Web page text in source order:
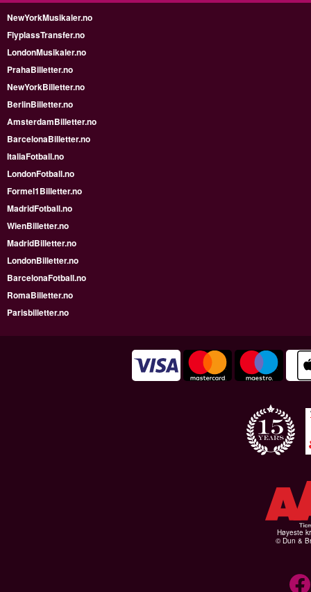
NewYorkMusikaler.no
FlyplassTransfer.no
LondonMusikaler.no
PrahaBilletter.no
NewYorkBilletter.no
BerlinBilletter.no
AmsterdamBilletter.no
BarcelonaBilletter.no
ItaliaFotball.no
LondonFotball.no
Formel1Billetter.no
MadridFotball.no
WienBilletter.no
MadridBilletter.no
LondonBilletter.no
BarcelonaFotball.no
RomaBilletter.no
Parisbilletter.no
Høyeste
© Dun &